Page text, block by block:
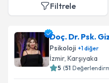
Filtrele
Doç. Dr. Psk.
Psikoloji +1diğer
İzmir, Karşıyaka
5 (51